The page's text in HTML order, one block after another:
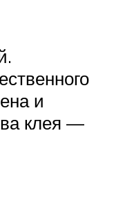
и
клея —